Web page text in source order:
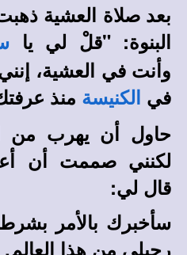
بعد صلاة العشية
البنوة: "قلْ لي يا
وأنت في العشية،
في
الكنيسة منذ
حاول أن يهرب من
لكنني صممت أن
قال لي:
سأخبرك بالأمر
رحيلي من هذا العالم.